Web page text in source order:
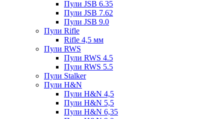
Пули JSB 6.35
Пули JSB 7.62
Пули JSB 9.0
Пули Rifle
Rifle 4,5 мм
Пули RWS
Пули RWS 4.5
Пули RWS 5.5
Пули Stalker
Пули H&N
Пули H&N 4,5
Пули H&N 5,5
Пули H&N 6,35